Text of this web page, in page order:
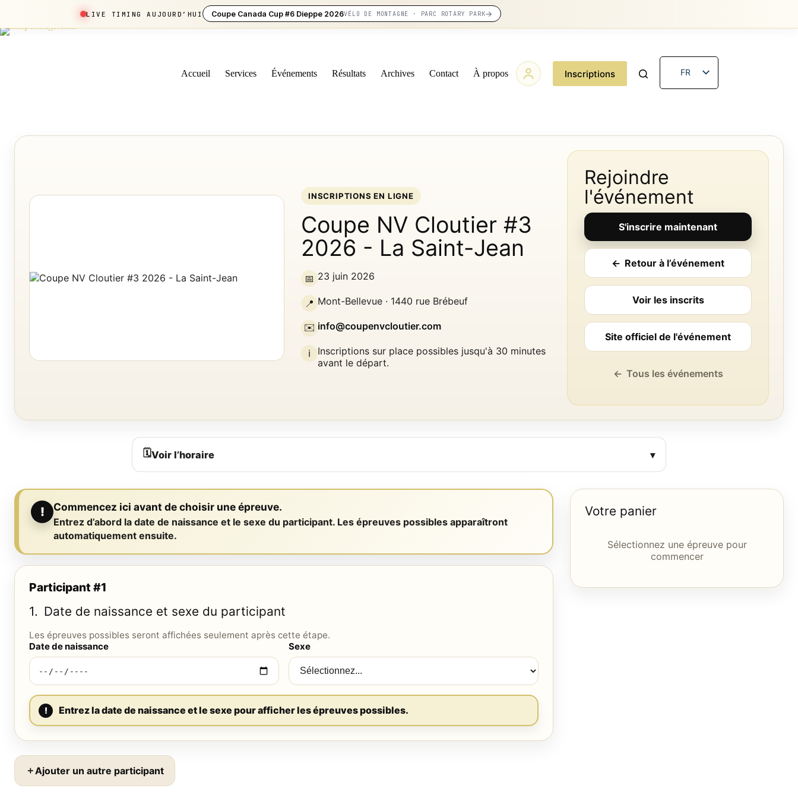
LIVE TIMING AUJOURD’HUI Coupe Canada Cup #6 Dieppe 2026VÉLO DE MONTAGNE · PARC ROTARY PARK→
Skip
Accueil Services Événements Résultats Archives Contact À propos Inscriptions
FR
EN
INSCRIPTIONS EN LIGNE
Coupe NV Cloutier #3
2026 - La Saint-Jean
📅 23 juin 2026
📍 Mont-Bellevue · 1440 rue Brébeuf
✉️ info@coupenvcloutier.com
ℹ️
Inscriptions sur place possibles jusqu'à 30 minutes
avant le départ.
Rejoindre
l'événement
S'inscrire maintenant
← Retour à l’événement
Voir les inscrits
Site officiel de l'événement
← Tous les événements
Voir l’horaire
! Commencez ici avant de choisir une épreuve.
Entrez d’abord la date de naissance et le sexe du participant. Les épreuves possibles apparaîtront
automatiquement ensuite.
Participant #1
1. Date de naissance et sexe du participant
Les épreuves possibles seront affichées seulement après cette étape.
Date de naissance
Sexe
Entrez la date de naissance et le sexe pour afficher les épreuves possibles.
＋Ajouter un autre participant
Votre panier
Sélectionnez une épreuve pour
commencer